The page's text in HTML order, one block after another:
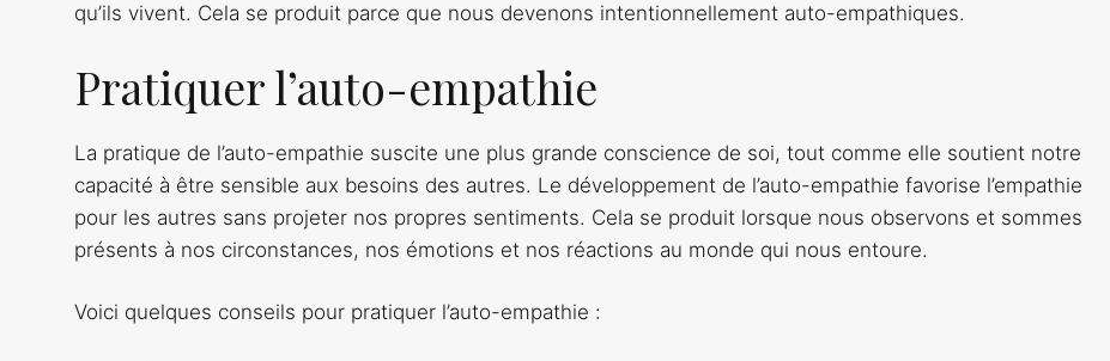
qu’ils vivent. Cela se produit parce que nous devenons intentionnellement auto-empathiques.
Pratiquer l’auto-empathie
La pratique de l’auto-empathie suscite une plus grande conscience de soi, tout comme elle soutient notre
capacité à être sensible aux besoins des autres. Le développement de l’auto-empathie favorise l’empathie
pour les autres sans projeter nos propres sentiments. Cela se produit lorsque nous observons et sommes
présents à nos circonstances, nos émotions et nos réactions au monde qui nous entoure.
Voici quelques conseils pour pratiquer l’auto-empathie :